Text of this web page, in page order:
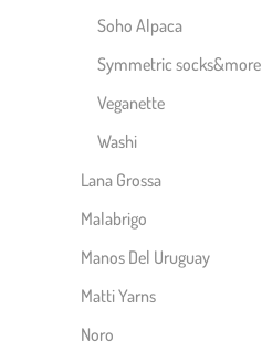
Soho Alpaca
Symmetric socks&more
Veganette
Washi
Lana Grossa
Malabrigo
Manos Del Uruguay
Matti Yarns
Noro